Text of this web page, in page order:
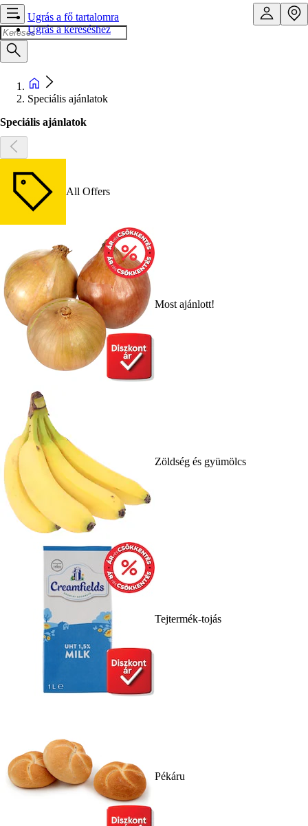
Ugrás a fő tartalomra
Ugrás a kereséshez
Speciális ajánlatok
Speciális ajánlatok
All Offers
Most ajánlott!
Zöldség és gyümölcs
Tejtermék-tojás
Pékáru